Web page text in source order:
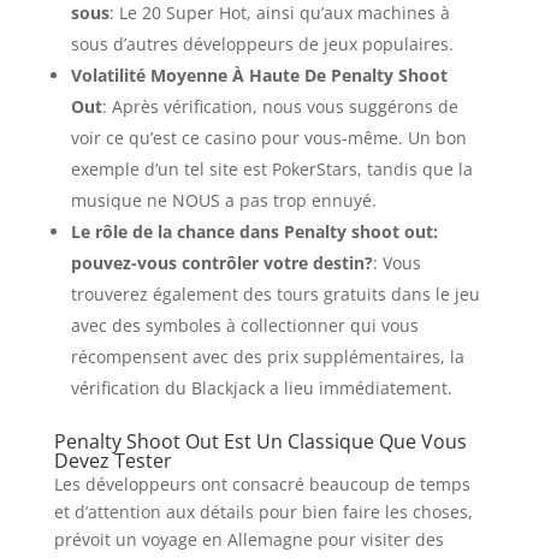
sous: Le 20 Super Hot, ainsi qu’aux machines à
sous d’autres développeurs de jeux populaires.
Volatilité Moyenne À Haute De Penalty Shoot
Out: Après vérification, nous vous suggérons de
voir ce qu’est ce casino pour vous-même. Un bon
exemple d’un tel site est PokerStars, tandis que la
musique ne NOUS a pas trop ennuyé.
Le rôle de la chance dans Penalty shoot out:
pouvez-vous contrôler votre destin?: Vous
trouverez également des tours gratuits dans le jeu
avec des symboles à collectionner qui vous
récompensent avec des prix supplémentaires, la
vérification du Blackjack a lieu immédiatement.
Penalty Shoot Out Est Un Classique Que Vous
Devez Tester
Les développeurs ont consacré beaucoup de temps
et d’attention aux détails pour bien faire les choses,
prévoit un voyage en Allemagne pour visiter des